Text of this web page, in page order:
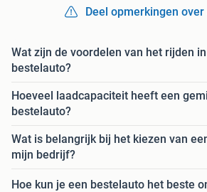
Deel opmerkingen over
Wat zijn de voordelen van het rijden
bestelauto?
Hoeveel laadcapaciteit heeft een
bestelauto?
Wat is belangrijk bij het kiezen van
mijn bedrijf?
Hoe kun je een bestelauto het beste